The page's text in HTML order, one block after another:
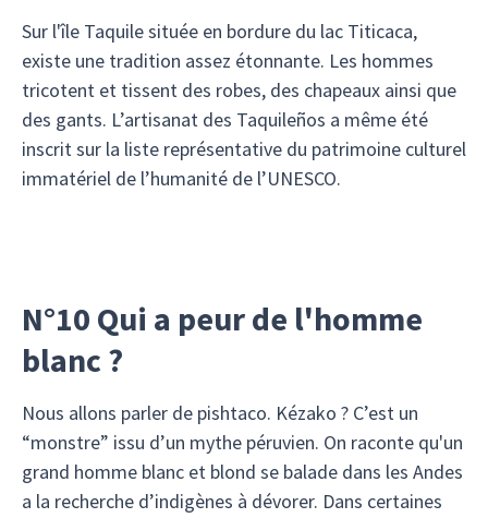
Sur l'île Taquile située en bordure du lac Titicaca,
existe une tradition assez étonnante. Les hommes
tricotent et tissent des robes, des chapeaux ainsi que
des gants. L’artisanat des Taquileños a même été
inscrit sur la liste représentative du patrimoine culturel
immatériel de l’humanité de l’UNESCO.
N°10 Qui a peur de l'homme
blanc ?
Nous allons parler de pishtaco. Kézako ? C’est un
“monstre” issu d’un mythe péruvien. On raconte qu'un
grand homme blanc et blond se balade dans les Andes
a la recherche d’indigènes à dévorer. Dans certaines